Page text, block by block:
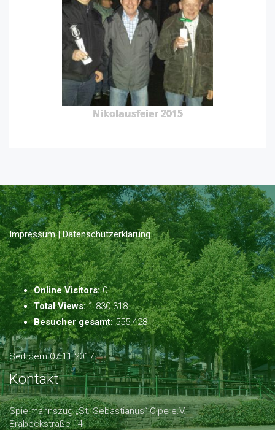
Nikolausfeier 2015
Impressum | Datenschutzerklärung
Online Visitors:0
Total Views:1.830.318
Besucher gesamt:555.428
Seit dem 07.11.2017
Kontakt
Spielmannszug „St. Sebastianus“ Olpe e.V.
Brabeckstraße 14